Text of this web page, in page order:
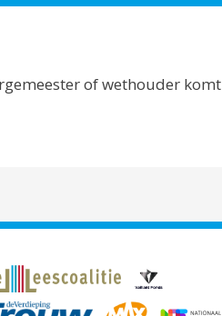
of wethouder komt